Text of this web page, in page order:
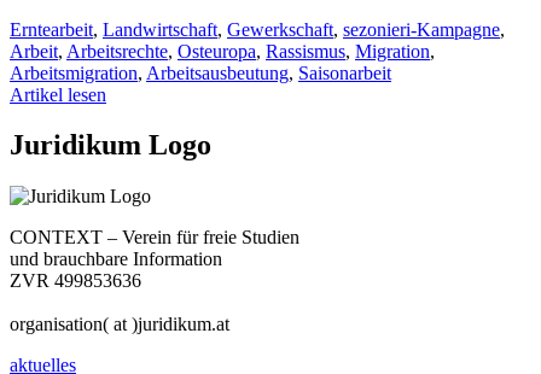
Erntearbeit, Landwirtschaft, Gewerkschaft, sezonieri-Kampagne,
Arbeit, Arbeitsrechte, Osteuropa, Rassismus, Migration,
Arbeitsmigration, Arbeitsausbeutung, Saisonarbeit
Artikel lesen
Juridikum Logo
CONTEXT – Verein für freie Studien
und brauchbare Information
ZVR 499853636
organisation( at )juridikum.at
aktuelles